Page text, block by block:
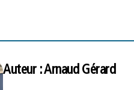
Auteur : Arnaud Gérard